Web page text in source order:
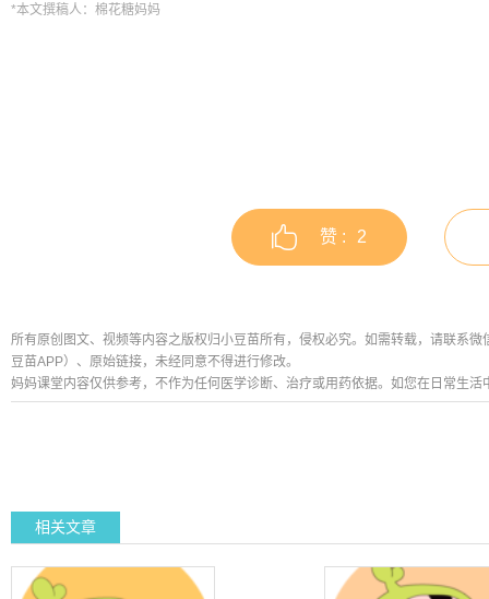
*本文撰稿人：棉花糖妈妈
赞 : 2
所有原创图文、视频等内容之版权归小豆苗所有，侵权必究。如需转载，请联系
豆苗APP）、原始链接，未经同意不得进行修改。
妈妈课堂内容仅供参考，不作为任何医学诊断、治疗或用药依据。如您在日常生
相关文章